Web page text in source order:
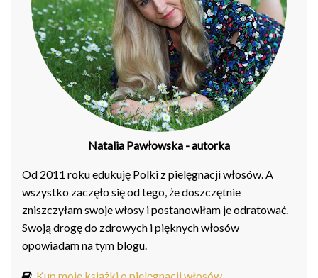
Natalia Pawłowska - autorka
Od 2011 roku edukuję Polki z pielęgnacji włosów. A
wszystko zaczęło się od tego, że doszczętnie
zniszczyłam swoje włosy i postanowiłam je odratować.
Swoją drogę do zdrowych i pięknych włosów
opowiadam na tym blogu.